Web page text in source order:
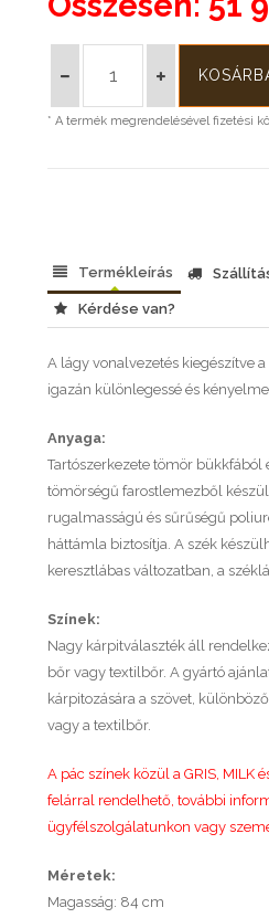
* A termék megrendelésével fizetési
Termékleírás
Kérdése van?
A lágy vonalvezetés kiegészítve a
igazán különlegessé és
Anyaga:
Tartószerkezete tömör bükkfából
tömörségű farostlemezből
rugalmasságú és sűrűségű
háttámla biztosítja. A szék
keresztlábas változatban, a
Színek:
Nagy kárpitválaszték áll
bőr vagy textilbőr. A gyártó
kárpitozására a szövet,
vagy a textilbőr.
A pác színek közül a GRIS, MILK
felárral rendelhető, további
ügyfélszolgálatunkon vagy
Méretek:
Magasság: 84 cm